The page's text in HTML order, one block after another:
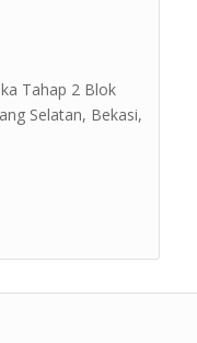
Tahap 2 Blok
Selatan, Bekasi,